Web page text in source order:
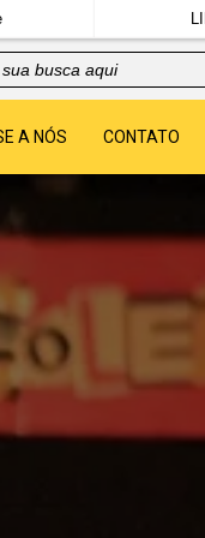
A NÓS CONTATO